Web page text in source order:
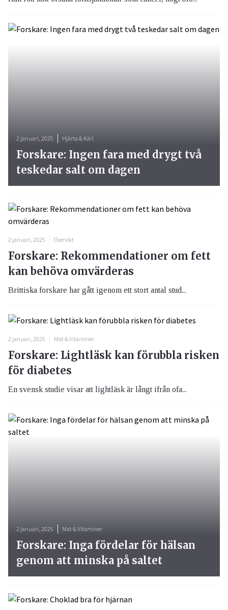
2 januari, 2025 Övervikt
Forskare: Rekommendationer om fett
kan behöva omvärderas
Brittiska forskare har gått igenom ett stort antal stud...
2 januari, 2025 Mat & Vitaminer
Forskare: Lightläsk kan förubbla risken
för diabetes
En svensk studie visar att lightläsk är långt ifrån ofa...
2 januari, 2025 Hjärta & Kärl
Forskare: Ingen fara med drygt två
teskedar salt om dagen
2 januari, 2025 Mat & Vitaminer
Forskare: Inga fördelar för hälsan
genom att minska på saltet